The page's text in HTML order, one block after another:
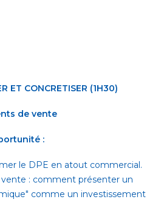
ET CONCRETISER (1H30)
de vente
:
le DPE en atout commercial.
: comment présenter un
comme un investissement